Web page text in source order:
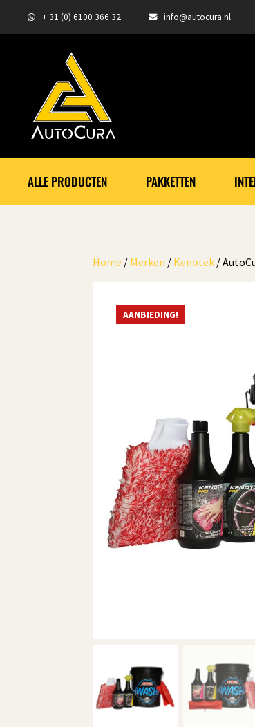
+ 31 (0) 6100 366 32 info@autocura.nl
ALLE PRODUCTEN PAKKETTEN
Home / Merken / Kenotek /
AANBIEDING!